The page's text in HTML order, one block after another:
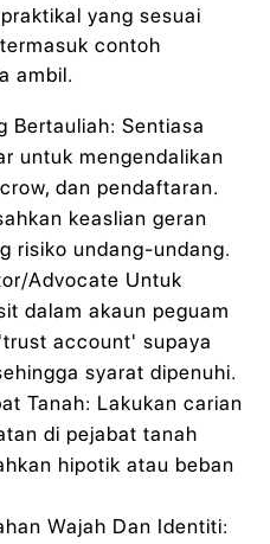
yang sesuai
contoh
ambil.
Bertauliah: Sentiasa
untuk mengendalikan
dan pendaftaran.
keaslian geran
risiko undang-undang.
Advocate Untuk
dalam akaun peguam
account' supaya
syarat dipenuhi.
Tanah: Lakukan carian
di pejabat tanah
hipotik atau beban
Wajah Dan Identiti: